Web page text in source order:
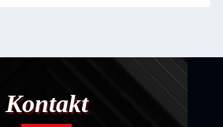
Kontakt